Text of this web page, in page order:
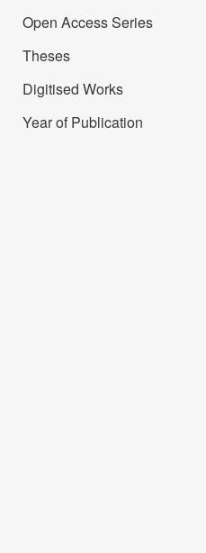
Open Access Series
Theses
Digitised Works
Year of Publication